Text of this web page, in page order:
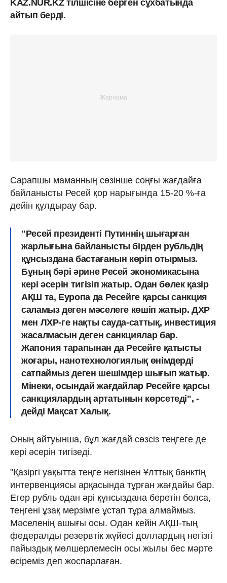
KAZ.NUR.KZ тілшісіне берген сұхбатында
айтып берді.
Сарапшы маманның сөзінше соңғы жағдайға
байланысты Ресей қор нарығында 15-20 %-ға
дейін құлдырау бар.
"Ресей президенті Путиннің шығарған
жарлығына байланысты бірден рубльдің
құнсыздана бастағанын көріп отырмыз.
Бұның бәрі әрине Ресей экономикасына
кері әсерін тигізіп жатыр. Одан бөлек қазір
АҚШ та, Еуропа да Ресейге қарсы санкция
саламыз деген мәселеге көшіп жатыр. ДХР
мен ЛХР-ге нақты сауда-саттық, инвестиция
жасалмасын деген санкциялар бар.
Жапония тарапынан да Ресейге қатысты
жоғары, нанотехнологиялық өнімдерді
сатпаймыз деген шешімдер шығып жатыр.
Мінеки, осындай жағдайлар Ресейге қарсы
санкциялардың артатынын көрсетеді", -
дейді Мақсат Халық.
Оның айтуынша, бұл жағдай сөзсіз теңгеге де
кері әсерін тигізеді.
"Қазіргі уақытта теңге негізінен Ұлттық банктің
интервенциясы арқасында тұрған жағдайы бар.
Егер рубль одан әрі құнсыздана беретін болса,
теңгені ұзақ мерзімге ұстап тұра алмаймыз.
Мәселенің ашығы осы. Одан кейін АҚШ-тың
федералды резервтік жүйесі доллардың негізгі
пайыздық мөлшерлемесін осы жылы бес мәрте
өсіреміз деп жоспарлаған.